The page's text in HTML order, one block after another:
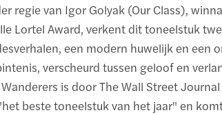
regie van Igor Golyak (Our Class),
Lortel Award, verkent dit toneelstuk
een modern huwelijk en een
verscheurd tussen geloof en
is door The Wall Street
beste toneelstuk van het jaar" en